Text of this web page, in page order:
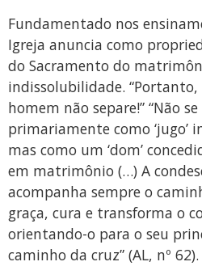
Fundamentado nos
Igreja anuncia como
do Sacramento do
indissolubilidade.
homem não separe!” “Não
primariamente como ‘jugo’
mas como um ‘dom’
em matrimônio (…) A
acompanha sempre o
graça, cura e transforma o
orientando-o para o seu
caminho da cruz” (AL, nº 62).